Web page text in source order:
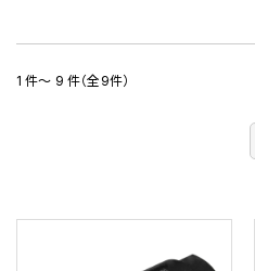
1 件～ 9 件（全9件）